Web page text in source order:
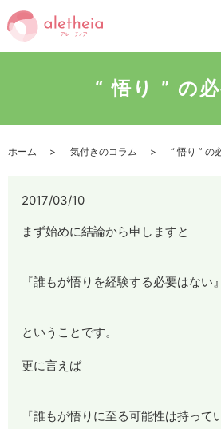
“ 悟り ” の
ホーム 気付きのコラム “ 悟り ” の
2017/03/10
まず始めに結論から申しますと
『誰もが悟りを経験する必要はない』
ということです。
更に言えば
『誰もが悟りに至る可能性は持って